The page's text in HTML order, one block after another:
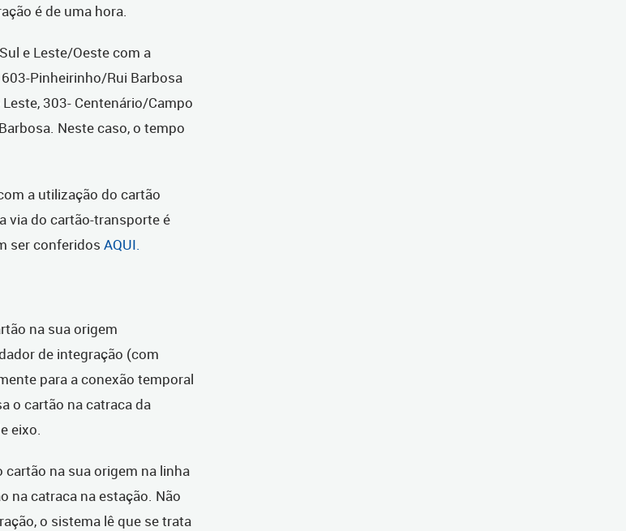
é de uma hora.
e Leste/Oeste com a
Pinheirinho/Rui Barbosa
303- Centenário/Campo
Neste caso, o tempo
a utilização do cartão
via do cartão-transporte é
ser conferidos AQUI.
na sua origem
de integração (com
para a conexão temporal
o cartão na catraca da
eixo.
cartão na sua origem na linha
na catraca na estação. Não
o sistema lê que se trata